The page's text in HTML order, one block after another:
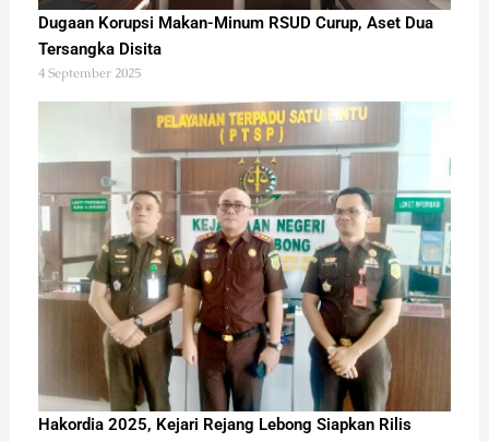
Dugaan Korupsi Makan-Minum RSUD Curup, Aset Dua
Tersangka Disita
4 September 2025
Hakordia 2025, Kejari Rejang Lebong Siapkan Rilis